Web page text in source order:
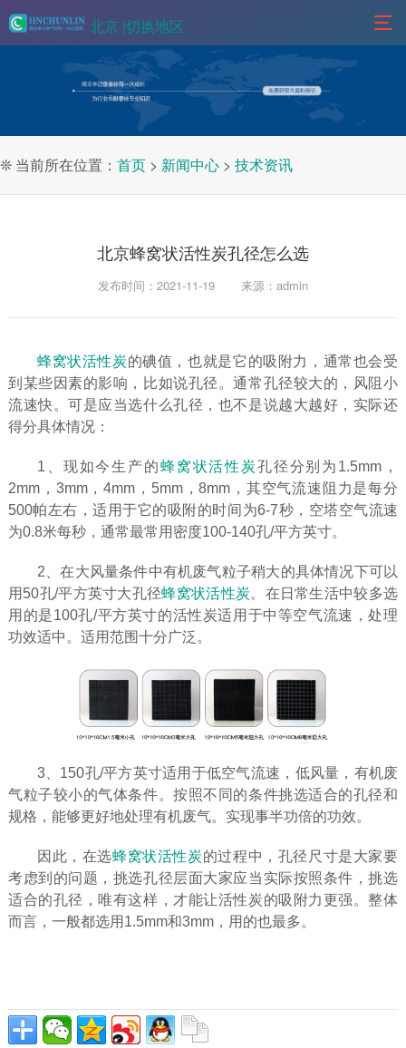
北京 |切换地区
❊ 当前所在位置： 首页 > 新闻中心 > 技术资讯
北京蜂窝状活性炭孔径怎么选
发布时间：2021-11-19 来源：admin
蜂窝状活性炭的碘值，也就是它的吸附力，通常也会受
到某些因素的影响，比如说孔径。通常孔径较大的，风阻小
流速快。可是应当选什么孔径，也不是说越大越好，实际还
得分具体情况：
1、现如今生产的蜂窝状活性炭孔径分别为1.5mm，
2mm，3mm，4mm，5mm，8mm，其空气流速阻力是每分
500帕左右，适用于它的吸附的时间为6-7秒，空塔空气流速
为0.8米每秒，通常最常用密度100-140孔/平方英寸。
2、在大风量条件中有机废气粒子稍大的具体情况下可以
用50孔/平方英寸大孔径蜂窝状活性炭。在日常生活中较多选
用的是100孔/平方英寸的活性炭适用于中等空气流速，处理
功效适中。适用范围十分广泛。
3、150孔/平方英寸适用于低空气流速，低风量，有机废
气粒子较小的气体条件。按照不同的条件挑选适合的孔径和
规格，能够更好地处理有机废气。实现事半功倍的功效。
因此，在选蜂窝状活性炭的过程中，孔径尺寸是大家要
考虑到的问题，挑选孔径层面大家应当实际按照条件，挑选
适合的孔径，唯有这样，才能让活性炭的吸附力更强。整体
而言，一般都选用1.5mm和3mm，用的也最多。